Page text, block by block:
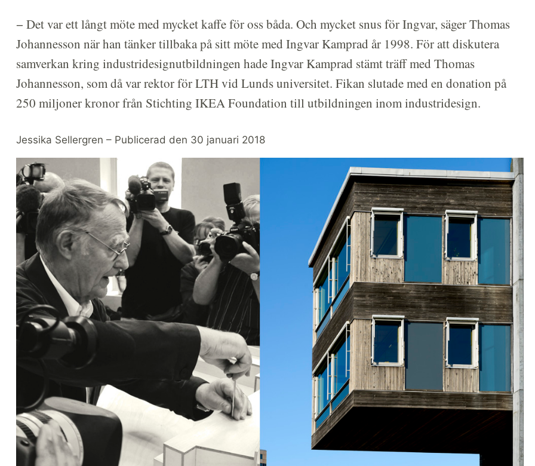
− Det var ett långt möte med mycket kaffe för oss båda. Och mycket snus för Ingvar, säger Thomas
Johannesson när han tänker tillbaka på sitt möte med Ingvar Kamprad år 1998. För att diskutera
samverkan kring industridesignutbildningen hade Ingvar Kamprad stämt träff med Thomas
Johannesson, som då var rektor för LTH vid Lunds universitet. Fikan slutade med en donation på
250 miljoner kronor från Stichting IKEA Foundation till utbildningen inom industridesign.
Jessika Sellergren – Publicerad den 30 januari 2018